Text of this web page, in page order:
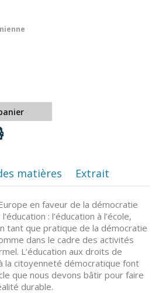
matières Extrait
en faveur de la démocratie
: l’éducation à l’école,
tant que pratique de la démocratie
dans le cadre des activités
L’éducation aux droits de
la citoyenneté démocratique font
que nous devons bâtir pour faire
durable.